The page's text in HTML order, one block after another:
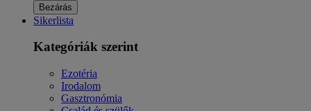
Bezárás
Sikerlista
Kategóriák szerint
Ezotéria
Irodalom
Gasztronómia